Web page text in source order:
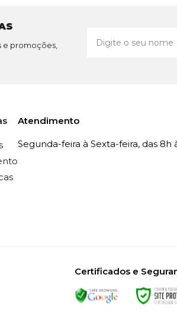
e promoções,
Atendimento
Segunda-feira à Sexta-feira, das 8h
Certificados e